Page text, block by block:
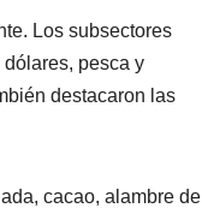
Los subsectores
pesca y
destacaron las
cacao, alambre de